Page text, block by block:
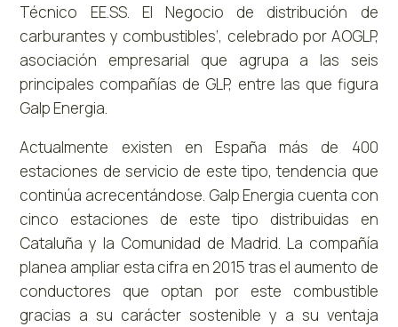
Técnico EE.SS. El Negocio de distribución de
carburantes y combustibles’, celebrado por AOGLP,
asociación empresarial que agrupa a las seis
principales compañías de GLP, entre las que figura
Galp Energia.
Actualmente existen en España más de 400
estaciones de servicio de este tipo, tendencia que
continúa acrecentándose. Galp Energia cuenta con
cinco estaciones de este tipo distribuidas en
Cataluña y la Comunidad de Madrid. La compañía
planea ampliar esta cifra en 2015 tras el aumento de
conductores que optan por este combustible
gracias a su carácter sostenible y a su ventaja